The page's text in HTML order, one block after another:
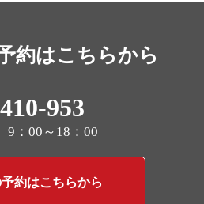
約はこちらから
953
：00～18：00
約はこちらから